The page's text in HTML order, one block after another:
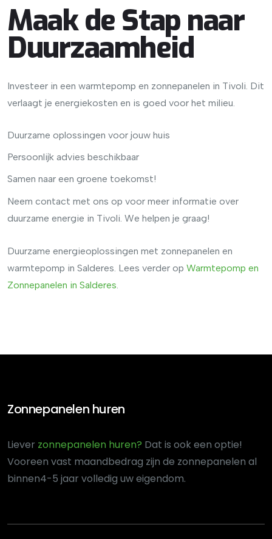
Maak de Stap naar
Duurzaamheid
Investeer in een warmtepomp en zonnepanelen in Tivoli. Dit
verlaagt je energiekosten en is goed voor het milieu.
Duurzame oplossingen voor jouw huis
Persoonlijk advies beschikbaar
Samen naar een groene toekomst!
Neem contact met ons op voor meer informatie over
duurzame energie in Tivoli. We helpen je graag!
Duurzame energieoplossingen met zonnepanelen en
warmtepomp in Salderes. Lees verder op Warmtepomp en
Zonnepanelen in Salderes.
Zonnepanelen huren
Liever zonnepanelen huren? Dat is ook een optie!
Vooreen vast maandbedrag zijn de zonnepanelen al
binnen4-5 jaar volledig uw eigendom.